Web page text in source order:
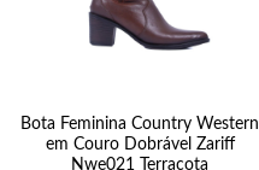
Bota Feminina Country Western
em Couro Dobrável Zariff
Nwe021 Terracota